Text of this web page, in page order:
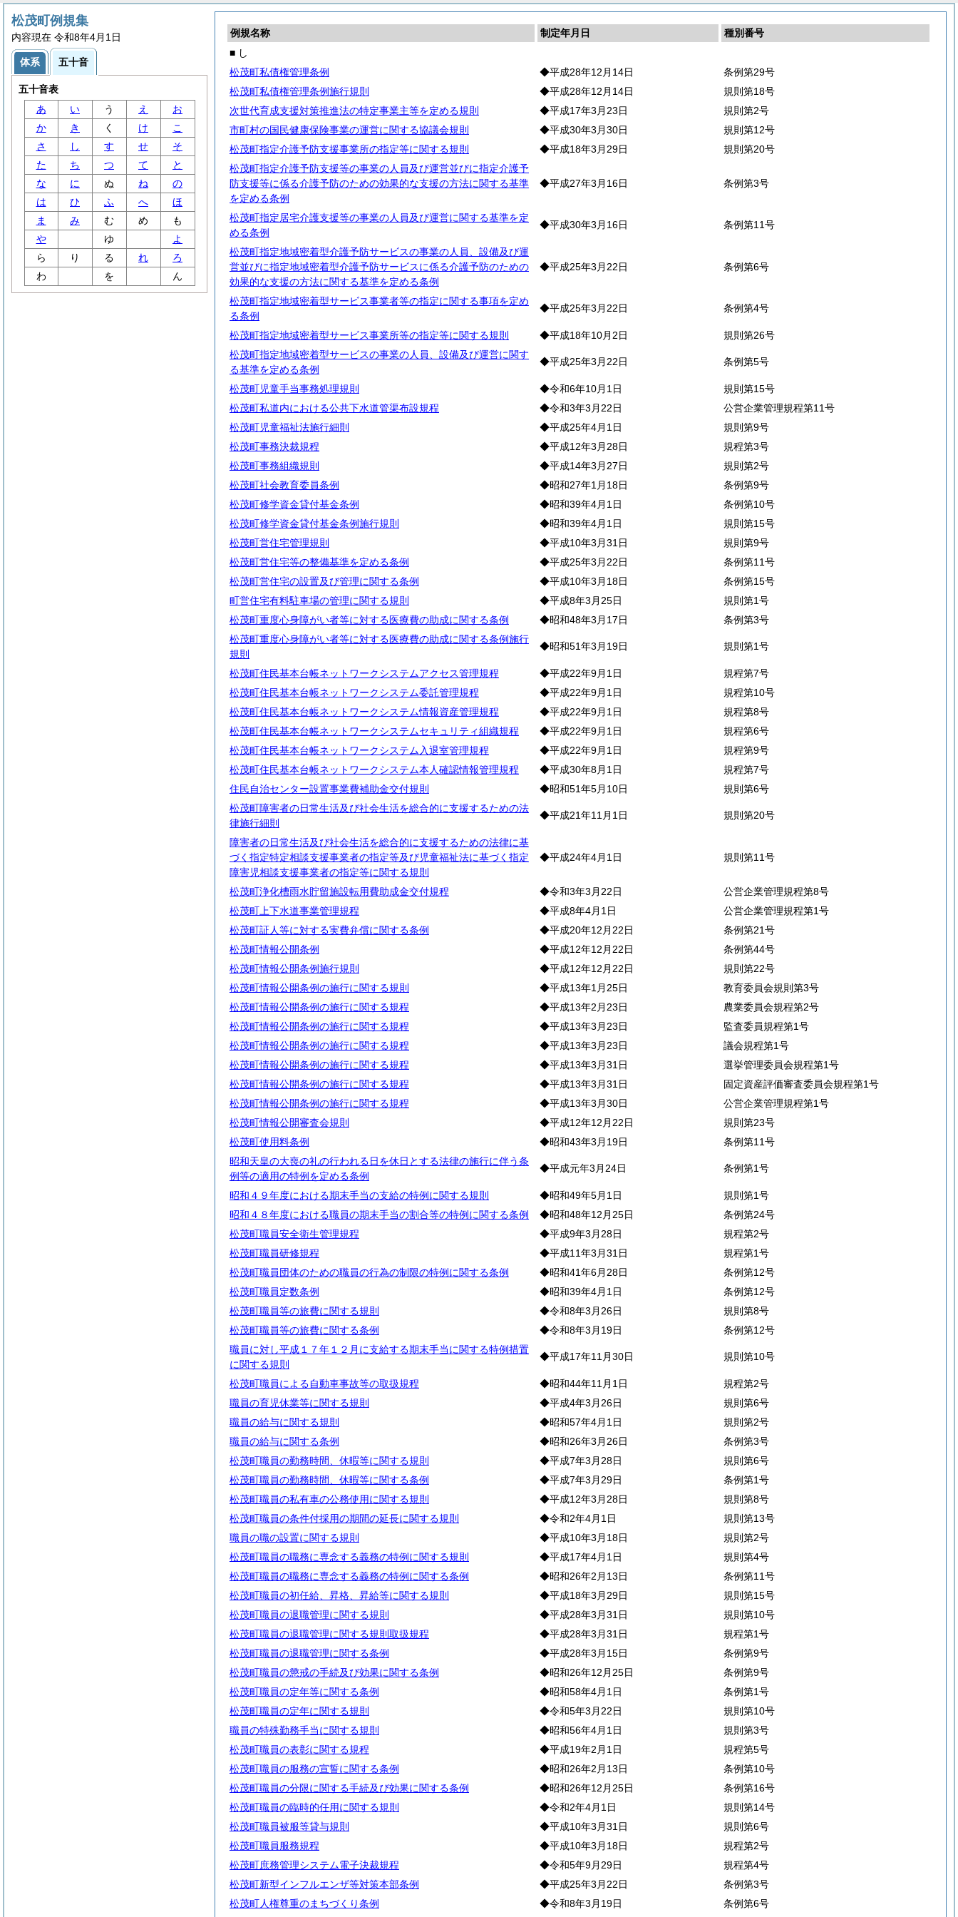
例規名称 制定年月日
種別番号
■ し
松茂町私債権管理条例
◆平成28年12月14日
条例第29号
松茂町私債権管理条例施行規則
◆平成28年12月14日
規則第18号
次世代育成支援対策推進法の特定事業主等を定める規則
◆平成17年3月23日
規則第2号
市町村の国民健康保険事業の運営に関する協議会規則
◆平成30年3月30日
規則第12号
松茂町指定介護予防支援事業所の指定等に関する規則
◆平成18年3月29日
規則第20号
松茂町指定介護予防支援等の事業の人員及び運営並びに指定介護予
防支援等に係る介護予防のための効果的な支援の方法に関する基準
を定める条例
◆平成27年3月16日 条例第3号
松茂町指定居宅介護支援等の事業の人員及び運営に関する基準を定
める条例
◆平成30年3月16日 条例第11号
松茂町指定地域密着型介護予防サービスの事業の人員、設備及び運
営並びに指定地域密着型介護予防サービスに係る介護予防のための
効果的な支援の方法に関する基準を定める条例
◆平成25年3月22日 条例第6号
松茂町指定地域密着型サービス事業者等の指定に関する事項を定め
る条例
◆平成25年3月22日 条例第4号
松茂町指定地域密着型サービス事業所等の指定等に関する規則 ◆平成18年10月2日
規則第26号
松茂町指定地域密着型サービスの事業の人員、設備及び運営に関す
る基準を定める条例
◆平成25年3月22日 条例第5号
松茂町児童手当事務処理規則 ◆令和6年10月1日
規則第15号
松茂町私道内における公共下水道管渠布設規程
◆令和3年3月22日
公営企業管理規程第11号
松茂町児童福祉法施行細則
◆平成25年4月1日
規則第9号
松茂町事務決裁規程
◆平成12年3月28日
規程第3号
松茂町事務組織規則
◆平成14年3月27日
規則第2号
松茂町社会教育委員条例
◆昭和27年1月18日
条例第9号
松茂町修学資金貸付基金条例
◆昭和39年4月1日
条例第10号
松茂町修学資金貸付基金条例施行規則
◆昭和39年4月1日
規則第15号
松茂町営住宅管理規則
◆平成10年3月31日
規則第9号
松茂町営住宅等の整備基準を定める条例
◆平成25年3月22日
条例第11号
松茂町営住宅の設置及び管理に関する条例
◆平成10年3月18日
条例第15号
町営住宅有料駐車場の管理に関する規則
◆平成8年3月25日
規則第1号
松茂町重度心身障がい者等に対する医療費の助成に関する条例
◆昭和48年3月17日
条例第3号
松茂町重度心身障がい者等に対する医療費の助成に関する条例施行
規則
◆昭和51年3月19日 規則第1号
松茂町住民基本台帳ネットワークシステムアクセス管理規程 ◆平成22年9月1日
規程第7号
松茂町住民基本台帳ネットワークシステム委託管理規程
◆平成22年9月1日
規程第10号
松茂町住民基本台帳ネットワークシステム情報資産管理規程
◆平成22年9月1日
規程第8号
松茂町住民基本台帳ネットワークシステムセキュリティ組織規程
◆平成22年9月1日
規程第6号
松茂町住民基本台帳ネットワークシステム入退室管理規程
◆平成22年9月1日
規程第9号
松茂町住民基本台帳ネットワークシステム本人確認情報管理規程
◆平成30年8月1日
規程第7号
住民自治センター設置事業費補助金交付規則
◆昭和51年5月10日
規則第6号
松茂町障害者の日常生活及び社会生活を総合的に支援するための法
律施行細則
◆平成21年11月1日 規則第20号
障害者の日常生活及び社会生活を総合的に支援するための法律に基
づく指定特定相談支援事業者の指定等及び児童福祉法に基づく指定
障害児相談支援事業者の指定等に関する規則
◆平成24年4月1日 規則第11号
松茂町浄化槽雨水貯留施設転用費助成金交付規程 ◆令和3年3月22日
公営企業管理規程第8号
松茂町上下水道事業管理規程
◆平成8年4月1日
公営企業管理規程第1号
松茂町証人等に対する実費弁償に関する条例
◆平成20年12月22日
条例第21号
松茂町情報公開条例
◆平成12年12月22日
条例第44号
松茂町情報公開条例施行規則
◆平成12年12月22日
規則第22号
松茂町情報公開条例の施行に関する規則
◆平成13年1月25日
教育委員会規則第3号
松茂町情報公開条例の施行に関する規程
◆平成13年2月23日
農業委員会規程第2号
松茂町情報公開条例の施行に関する規程
◆平成13年3月23日
監査委員規程第1号
松茂町情報公開条例の施行に関する規程
◆平成13年3月23日
議会規程第1号
松茂町情報公開条例の施行に関する規程
◆平成13年3月31日
選挙管理委員会規程第1号
松茂町情報公開条例の施行に関する規程
◆平成13年3月31日
固定資産評価審査委員会規程第1号
松茂町情報公開条例の施行に関する規程
◆平成13年3月30日
公営企業管理規程第1号
松茂町情報公開審査会規則
◆平成12年12月22日
規則第23号
松茂町使用料条例
◆昭和43年3月19日
条例第11号
昭和天皇の大喪の礼の行われる日を休日とする法律の施行に伴う条
例等の適用の特例を定める条例
◆平成元年3月24日 条例第1号
昭和４９年度における期末手当の支給の特例に関する規則 ◆昭和49年5月1日
規則第1号
昭和４８年度における職員の期末手当の割合等の特例に関する条例
◆昭和48年12月25日
条例第24号
松茂町職員安全衛生管理規程
◆平成9年3月28日
規程第2号
松茂町職員研修規程
◆平成11年3月31日
規程第1号
松茂町職員団体のための職員の行為の制限の特例に関する条例
◆昭和41年6月28日
条例第12号
松茂町職員定数条例
◆昭和39年4月1日
条例第12号
松茂町職員等の旅費に関する規則
◆令和8年3月26日
規則第8号
松茂町職員等の旅費に関する条例
◆令和8年3月19日
条例第12号
職員に対し平成１７年１２月に支給する期末手当に関する特例措置
に関する規則
◆平成17年11月30日 規則第10号
松茂町職員による自動車事故等の取扱規程 ◆昭和44年11月1日
規程第2号
職員の育児休業等に関する規則
◆平成4年3月26日
規則第6号
職員の給与に関する規則
◆昭和57年4月1日
規則第2号
職員の給与に関する条例
◆昭和26年3月26日
条例第3号
松茂町職員の勤務時間、休暇等に関する規則
◆平成7年3月28日
規則第6号
松茂町職員の勤務時間、休暇等に関する条例
◆平成7年3月29日
条例第1号
松茂町職員の私有車の公務使用に関する規則
◆平成12年3月28日
規則第8号
松茂町職員の条件付採用の期間の延長に関する規則
◆令和2年4月1日
規則第13号
職員の職の設置に関する規則
◆平成10年3月18日
規則第2号
松茂町職員の職務に専念する義務の特例に関する規則
◆平成17年4月1日
規則第4号
松茂町職員の職務に専念する義務の特例に関する条例
◆昭和26年2月13日
条例第11号
松茂町職員の初任給、昇格、昇給等に関する規則
◆平成18年3月29日
規則第15号
松茂町職員の退職管理に関する規則
◆平成28年3月31日
規則第10号
松茂町職員の退職管理に関する規則取扱規程
◆平成28年3月31日
規程第1号
松茂町職員の退職管理に関する条例
◆平成28年3月15日
条例第9号
松茂町職員の懲戒の手続及び効果に関する条例
◆昭和26年12月25日
条例第9号
松茂町職員の定年等に関する条例
◆昭和58年4月1日
条例第1号
松茂町職員の定年に関する規則
◆令和5年3月22日
規則第10号
職員の特殊勤務手当に関する規則
◆昭和56年4月1日
規則第3号
松茂町職員の表彰に関する規程
◆平成19年2月1日
規程第5号
松茂町職員の服務の宣誓に関する条例
◆昭和26年2月13日
条例第10号
松茂町職員の分限に関する手続及び効果に関する条例
◆昭和26年12月25日
条例第16号
松茂町職員の臨時的任用に関する規則
◆令和2年4月1日
規則第14号
松茂町職員被服等貸与規則
◆平成10年3月31日
規則第6号
松茂町職員服務規程
◆平成10年3月18日
規程第2号
松茂町庶務管理システム電子決裁規程
◆令和5年9月29日
規程第4号
松茂町新型インフルエンザ等対策本部条例
◆平成25年3月22日
条例第3号
松茂町人権尊重のまちづくり条例
◆令和8年3月19日 条例第6号
松茂町例規集
内容現在 令和8年4月1日
体系 五十音
五十音表
あ
い う え
お
か
き く け
こ
さ
し す せ
そ
た
ち つ て
と
な
に ぬ ね
の
は
ひ ふ へ
ほ
ま
み む め
も
や
ゆ
よ
ら
り る れ
ろ
わ
を ん